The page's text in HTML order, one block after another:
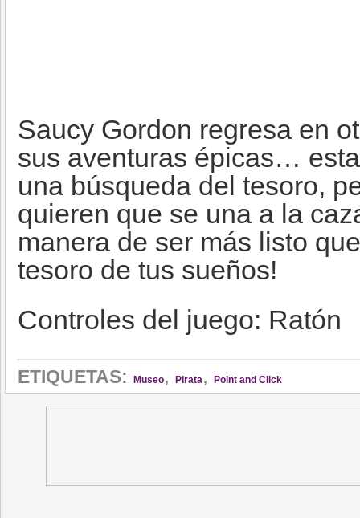
Saucy Gordon regresa en
sus aventuras épicas…
una búsqueda del tesoro,
quieren que se una a la
manera de ser más listo
tesoro de tus sueños!
Controles del juego: Ratón
ETIQUETAS: Museo, Pirata, Point and Click